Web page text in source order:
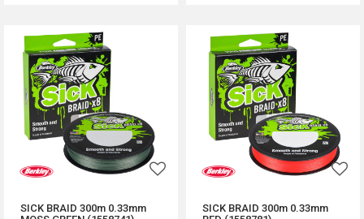
SICK BRAID 300m 0.33mm
SICK BRAID 300m 0.33mm